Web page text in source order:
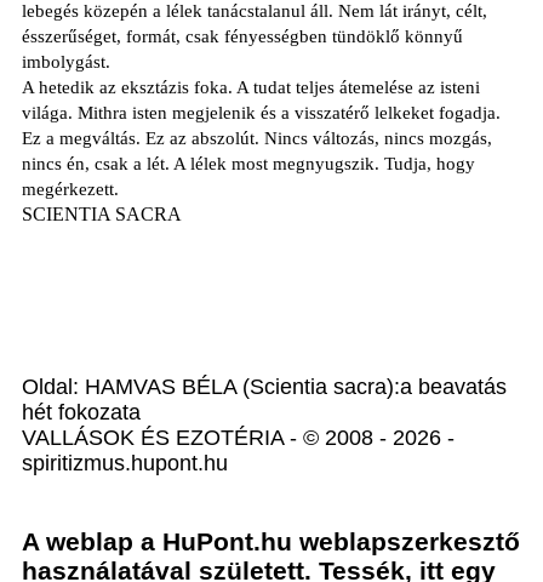
lebegés közepén a lélek tanácstalanul áll. Nem lát irányt, célt,
ésszerűséget, formát, csak fényességben tündöklő könnyű
imbolygást.
A hetedik az eksztázis foka. A tudat teljes átemelése az isteni
világa. Mithra isten megjelenik és a visszatérő lelkeket fogadja.
Ez a megváltás. Ez az abszolút. Nincs változás, nincs mozgás,
nincs én, csak a lét. A lélek most megnyugszik. Tudja, hogy
megérkezett.
SCIENTIA SACRA
Oldal: HAMVAS BÉLA (Scientia sacra):a beavatás
hét fokozata
VALLÁSOK ÉS EZOTÉRIA - © 2008 - 2026 -
spiritizmus.hupont.hu
A weblap a HuPont.hu weblapszerkesztő
használatával született. Tessék, itt egy